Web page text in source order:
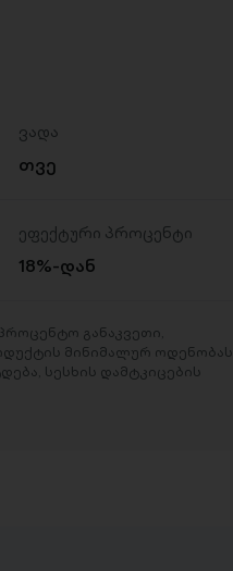
ვადა
თვე
ეფექტური პროცენტი
18%-დან
განაკვეთი,
მინიმალურ ოდენობას.
სესხის დამტკიცების